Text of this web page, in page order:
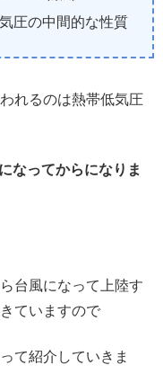
圧の中間的な性質
れるのは熱帯低気圧
なってからになりま
台風になって上陸す
ていますので
て紹介していきま